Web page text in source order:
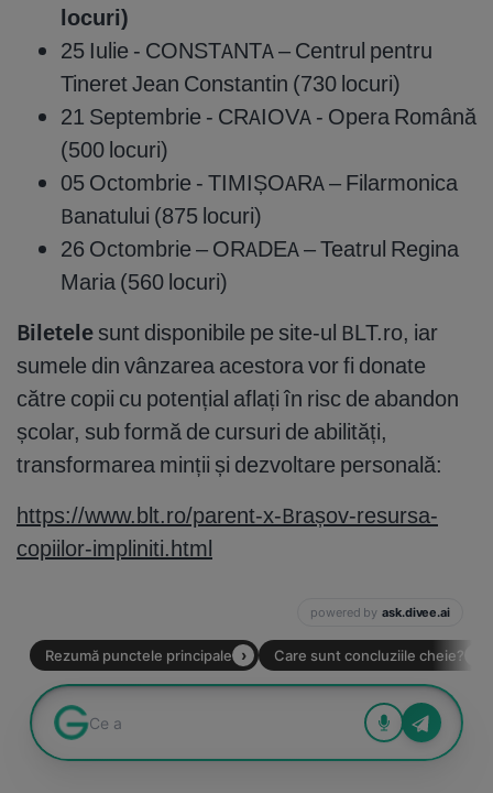
locuri)
25 Iulie - CONSTANTA – Centrul pentru
Tineret Jean Constantin (730 locuri)
21 Septembrie - CRAIOVA - Opera Română
(500 locuri)
05 Octombrie - TIMIȘOARA – Filarmonica
Banatului (875 locuri)
26 Octombrie – ORADEA – Teatrul Regina
Maria (560 locuri)
Biletele sunt disponibile pe site-ul BLT.ro, iar
sumele din vânzarea acestora vor fi donate
către copii cu potențial aflați în risc de abandon
școlar, sub formă de cursuri de abilități,
transformarea minții și dezvoltare personală:
https://www.blt.ro/parent-x-Brașov-resursa-
copiilor-impliniti.html